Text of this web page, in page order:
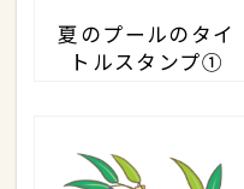
夏のプールのタイ
トルスタンプ①